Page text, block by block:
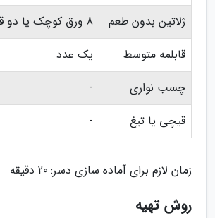
ژلاتین بدون طعم
8 ورق کوچک یا دو قاشق غذاخوری
قابلمه متوسط
یک عدد
چسب نواری
-
قیچی یا تیغ
-
زمان لازم برای آماده سازی دسر: 20 دقیقه
روش تهیه